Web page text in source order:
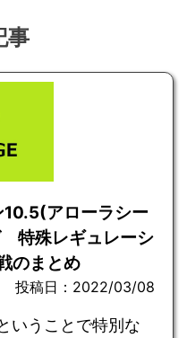
事
アローラシー
特殊レギュレーシ
のまとめ
投稿日：2022/03/08
いうことで特別な